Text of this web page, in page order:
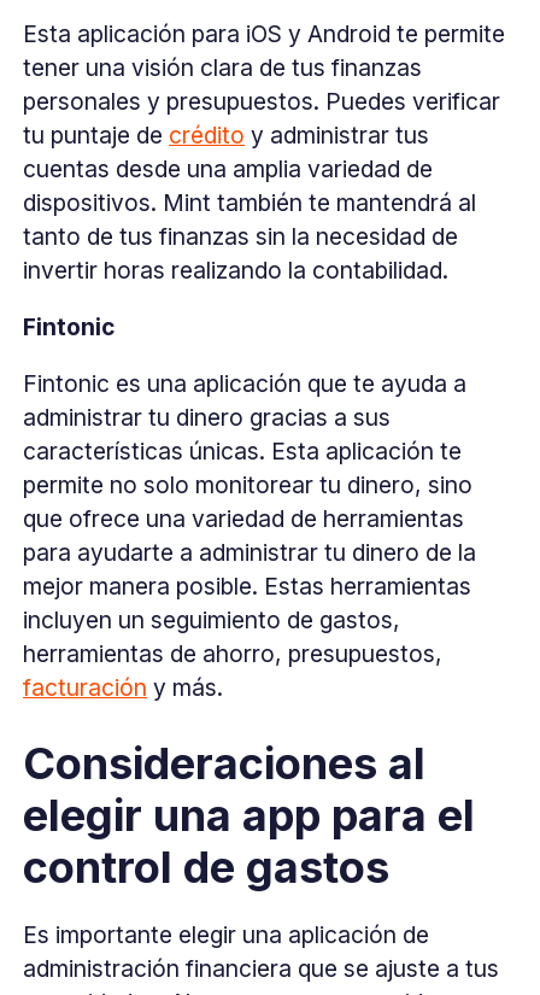
Esta aplicación para iOS y Android te permite
tener una visión clara de tus finanzas
personales y presupuestos. Puedes verificar
tu puntaje de crédito y administrar tus
cuentas desde una amplia variedad de
dispositivos. Mint también te mantendrá al
tanto de tus finanzas sin la necesidad de
invertir horas realizando la contabilidad.
Fintonic
Fintonic es una aplicación que te ayuda a
administrar tu dinero gracias a sus
características únicas. Esta aplicación te
permite no solo monitorear tu dinero, sino
que ofrece una variedad de herramientas
para ayudarte a administrar tu dinero de la
mejor manera posible. Estas herramientas
incluyen un seguimiento de gastos,
herramientas de ahorro, presupuestos,
facturación y más.
Consideraciones al
elegir una app para el
control de gastos
Es importante elegir una aplicación de
administración financiera que se ajuste a tus